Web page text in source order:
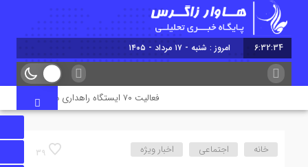
6:32:35 امروز : شنبه - ۱۷ مرداد - ۱۴۰۵
فعالیت ۷۰ ایستگاه راهداری در جاده‌های ایلام همزمان با تردد زائران اربعین
39 خانه اجتماعی اخبار ویژه